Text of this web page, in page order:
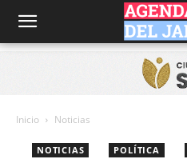
Agenda
Jardín
Inicio Noticias
NOTICIAS POLÍTICA